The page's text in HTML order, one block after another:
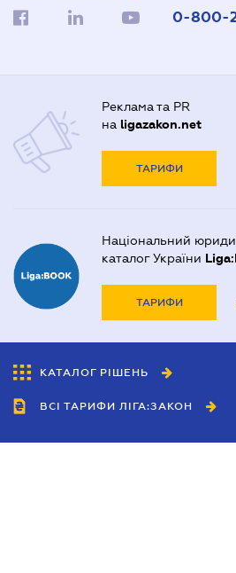
0-800-
Реклама та PR
на ligazakon.net
ТАРИФИ
Національний
каталог України
ТАРИФИ
КАТАЛОГ РІШЕНЬ
ВСІ ТАРИФИ ЛІГА:ЗАКОН